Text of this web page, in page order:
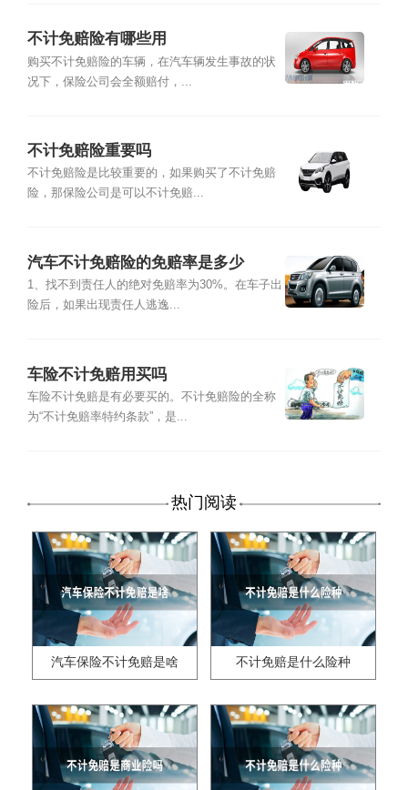
不计免赔险有哪些用
购买不计免赔险的车辆，在汽车辆发生事故的状
况下，保险公司会全额赔付，...
不计免赔险重要吗
不计免赔险是比较重要的，如果购买了不计免赔
险，那保险公司是可以不计免赔...
汽车不计免赔险的免赔率是多少
1、找不到责任人的绝对免赔率为30%。在车子出
险后，如果出现责任人逃逸...
车险不计免赔用买吗
车险不计免赔是有必要买的。不计免赔险的全称
为“不计免赔率特约条款”，是...
热门阅读
汽车保险不计免赔是啥 不计免赔是什么险种